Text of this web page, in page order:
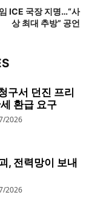
ICE 국장 지명…“사
상 최대 추방” 공언
구서 던진 프리
환급 요구
2026
, 전력망이 보내
2026